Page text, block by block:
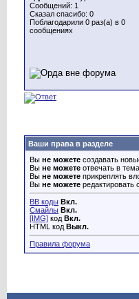
Сообщений: 1
Сказал спасибо: 0
Поблагодарили 0 раз(а) в 0
сообщениях
Ваши права в разделе
Вы не можете создавать
Вы не можете отвечать в
Вы не можете прикреплять
Вы не можете редактировать
BB коды Вкл.
Смайлы Вкл.
[IMG] код Вкл.
HTML код Выкл.
Правила форума